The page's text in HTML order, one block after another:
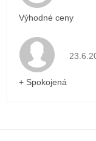
Výhodné ceny
+ Spokojená